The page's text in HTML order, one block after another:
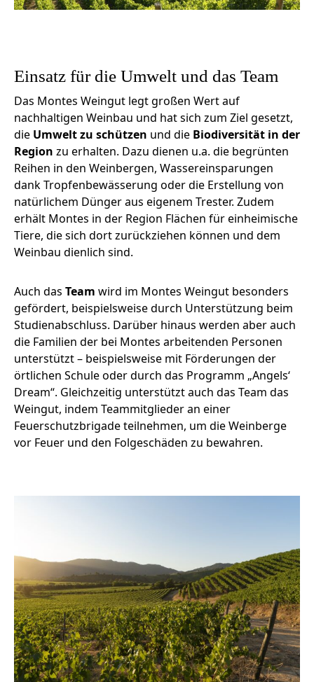
Einsatz für die Umwelt und das Team
Das Montes Weingut legt großen Wert auf
nachhaltigen Weinbau und hat sich zum Ziel gesetzt,
die Umwelt zu schützen und die Biodiversität in der
Region zu erhalten. Dazu dienen u.a. die begrünten
Reihen in den Weinbergen, Wassereinsparungen
dank Tropfenbewässerung oder die Erstellung von
natürlichem Dünger aus eigenem Trester. Zudem
erhält Montes in der Region Flächen für einheimische
Tiere, die sich dort zurückziehen können und dem
Weinbau dienlich sind.
Auch das Team wird im Montes Weingut besonders
gefördert, beispielsweise durch Unterstützung beim
Studienabschluss. Darüber hinaus werden aber auch
die Familien der bei Montes arbeitenden Personen
unterstützt – beispielsweise mit Förderungen der
örtlichen Schule oder durch das Programm „Angels‘
Dream“. Gleichzeitig unterstützt auch das Team das
Weingut, indem Teammitglieder an einer
Feuerschutzbrigade teilnehmen, um die Weinberge
vor Feuer und den Folgeschäden zu bewahren.